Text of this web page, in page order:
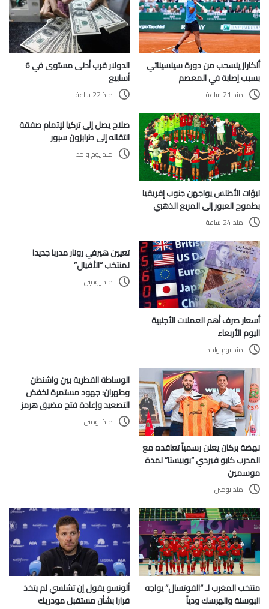
ألكاراز ينسحب من دورة سينسيناتي
بسبب إصابة في المعصم
منذ 21 ساعة
الدولار قرب أدنى مستوى في 6
أسابيع
منذ 22 ساعة
لبؤات الأطلس يواجهن جنوب إفريقيا
بطموح العبور إلى المربع الذهبي
منذ 24 ساعة
صلاح يصل إلى تركيا لإتمام صفقة
انتقاله إلى طرابزون سبور
منذ يوم واحد
أسعار صرف أهم العملات الأجنبية
اليوم الأربعاء
منذ يوم واحد
تعيين هيرفي رونار مدربا جديدا
لمنتخب “الأفيال”
منذ يومين
نهضة بركان يعلن رسمياً تعاقده مع
المدرب كابو فيردي “بوبيستا” لمدة
موسمين
منذ يومين
الوساطة القطرية بين واشنطن
وطهران: جهود مستمرة لخفض
التصعيد وإعادة فتح مضيق هرمز
منذ يومين
منتخب المغرب لـ “الفوتسال” يواجه
البوسنة والهرسك ودياً
ألونسو يقول إن تشلسي لم يتخذ
قرارا بشأن مستقبل مودريك